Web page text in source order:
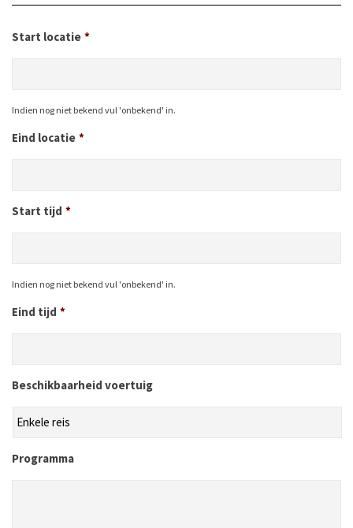
Start locatie *
Indien nog niet bekend vul 'onbekend' in.
Eind locatie *
Start tijd *
Indien nog niet bekend vul 'onbekend' in.
Eind tijd *
Beschikbaarheid voertuig
Programma